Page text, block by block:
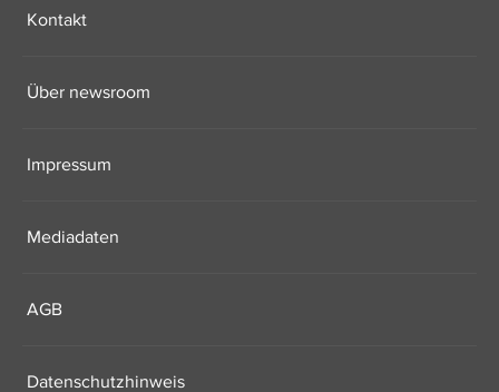
Kontakt
Über newsroom
Impressum
Mediadaten
AGB
Datenschutzhinweis